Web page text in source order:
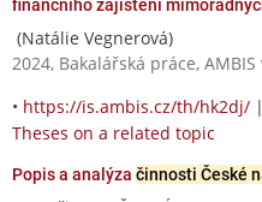
finančního zajištění
(Natálie Vegnerová)
2024, Bakalářská práce, AMBIS
• https://is.ambis.cz/th/hk2dj/ |
Theses on a related topic
Popis a analýza činnosti České